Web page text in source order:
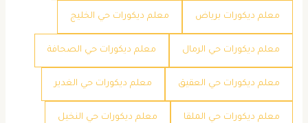
معلم ديكورات برياض معلم ديكورات حي الخليج
معلم ديكورات حي الرمال معلم ديكورات حي الصحافة
معلم ديكورات حي العقيق معلم ديكورات حي الغدير
معلم ديكورات حي الملقا معلم ديكورات حي النخيل